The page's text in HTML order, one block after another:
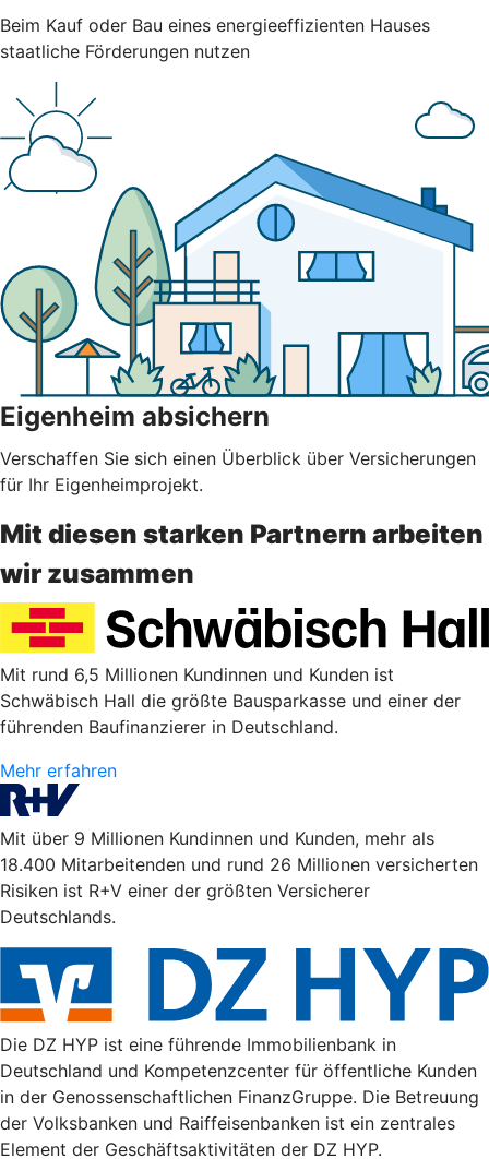
Beim Kauf oder Bau eines energieeffizienten Hauses
staatliche Förderungen nutzen
Eigenheim absichern
Verschaffen Sie sich einen Überblick über Versicherungen
für Ihr Eigenheimprojekt.
Mit diesen starken Partnern arbeiten
wir zusammen
Mit rund 6,5 Millionen Kundinnen und Kunden ist
Schwäbisch Hall die größte Bausparkasse und einer der
führenden Baufinanzierer in Deutschland.
Mehr erfahren
Mit über 9 Millionen Kundinnen und Kunden, mehr als
18.400 Mitarbeitenden und rund 26 Millionen versicherten
Risiken ist R+V einer der größten Versicherer
Deutschlands.
Die DZ HYP ist eine führende Immobilienbank in
Deutschland und Kompetenzcenter für öffentliche Kunden
in der Genossenschaftlichen FinanzGruppe. Die Betreuung
der Volksbanken und Raiffeisenbanken ist ein zentrales
Element der Geschäftsaktivitäten der DZ HYP.